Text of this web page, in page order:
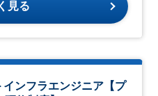
見る
ンフラエンジニア【プ